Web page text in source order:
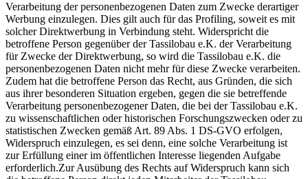
Verarbeitung der personenbezogenen Daten zum Zwecke derartiger
Werbung einzulegen. Dies gilt auch für das Profiling, soweit es mit
solcher Direktwerbung in Verbindung steht. Widerspricht die
betroffene Person gegenüber der Tassilobau e.K. der Verarbeitung
für Zwecke der Direktwerbung, so wird die Tassilobau e.K. die
personenbezogenen Daten nicht mehr für diese Zwecke verarbeiten.
Zudem hat die betroffene Person das Recht, aus Gründen, die sich
aus ihrer besonderen Situation ergeben, gegen die sie betreffende
Verarbeitung personenbezogener Daten, die bei der Tassilobau e.K.
zu wissenschaftlichen oder historischen Forschungszwecken oder zu
statistischen Zwecken gemäß Art. 89 Abs. 1 DS-GVO erfolgen,
Widerspruch einzulegen, es sei denn, eine solche Verarbeitung ist
zur Erfüllung einer im öffentlichen Interesse liegenden Aufgabe
erforderlich.Zur Ausübung des Rechts auf Widerspruch kann sich